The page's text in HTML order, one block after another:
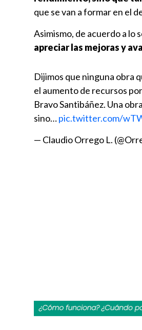
que se van a formar en el
Asimismo, de acuerdo a lo
apreciar las mejoras y
Dijimos que ninguna obra
el aumento de recursos
Bravo Santibáñez. Una
sino…pic.twitter.com/
— Claudio Orrego L.